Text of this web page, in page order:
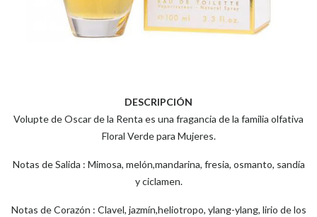
DESCRIPCIÓN
Volupte de Oscar de la Renta es una fragancia de la familia olfativa
Floral Verde para Mujeres.
Notas de Salida : Mimosa, melón,mandarina, fresia, osmanto, sandía
y ciclamen.
Notas de Corazón : Clavel, jazmín,heliotropo, ylang-ylang, lirio de los